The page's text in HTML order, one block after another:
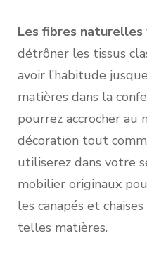
Les fibres naturelles
détrôner les tissus
avoir l’habitude
matières dans la
pourrez accrocher au
décoration tout
utiliserez dans votre
mobilier originaux
les canapés et
telles matières.